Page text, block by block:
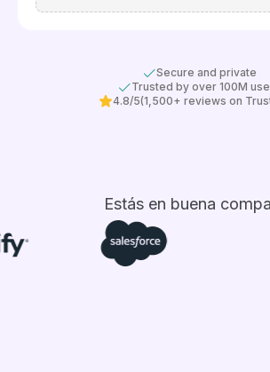
Secure and private
Trusted by over 100M
4.8/5(1,500+ reviews on
Estás en buena